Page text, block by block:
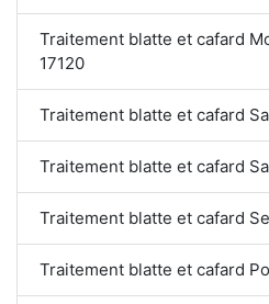
Traitement blatte et cafard
17120
Traitement blatte et cafard
Traitement blatte et cafard
Traitement blatte et cafard
Traitement blatte et cafard